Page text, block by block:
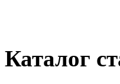
Каталог